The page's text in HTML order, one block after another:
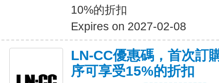
10%的折扣
Expires on 2027-02-08
LN-CC優惠碼，首次訂
序可享受15%的折扣